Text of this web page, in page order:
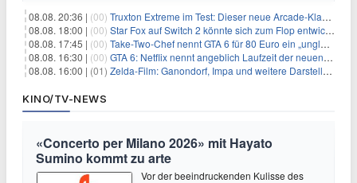
08.08. 20:36 | (00) Truxton Extreme im Test: Dieser neue Arcade-Klassiker verzeiht dir gar nichts
08.08. 18:00 | (00) Star Fox auf Switch 2 könnte sich zum Flop entwickeln
08.08. 17:45 | (00) Take-Two-Chef nennt GTA 6 für 80 Euro ein „unglaubliches Schnäppchen“
08.08. 16:30 | (00) GTA 6: Netflix nennt angeblich Laufzeit der neuen Gameplay-Präsentation
08.08. 16:00 | (01) Zelda-Film: Ganondorf, Impa und weitere Darsteller sollen feststehen
KINO/TV-NEWS
«Concerto per Milano 2026» mit Hayato
Sumino kommt zu arte
Vor der beeindruckenden Kulisse des